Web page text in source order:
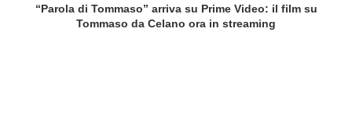
“Parola di Tommaso” arriva su Prime Video: il film su
Tommaso da Celano ora in streaming